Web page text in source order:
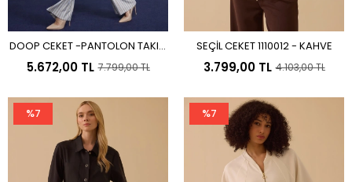
Sepete Ekle
DOOP CEKET -PANTOLON TAKIM
8511 - MAVİ
5.672,00 TL 7.799,00 TL
Sepete Ekle
SEÇİL CEKET 1110012 - KAHVE
3.799,00 TL 4.103,00 TL
%7 %7